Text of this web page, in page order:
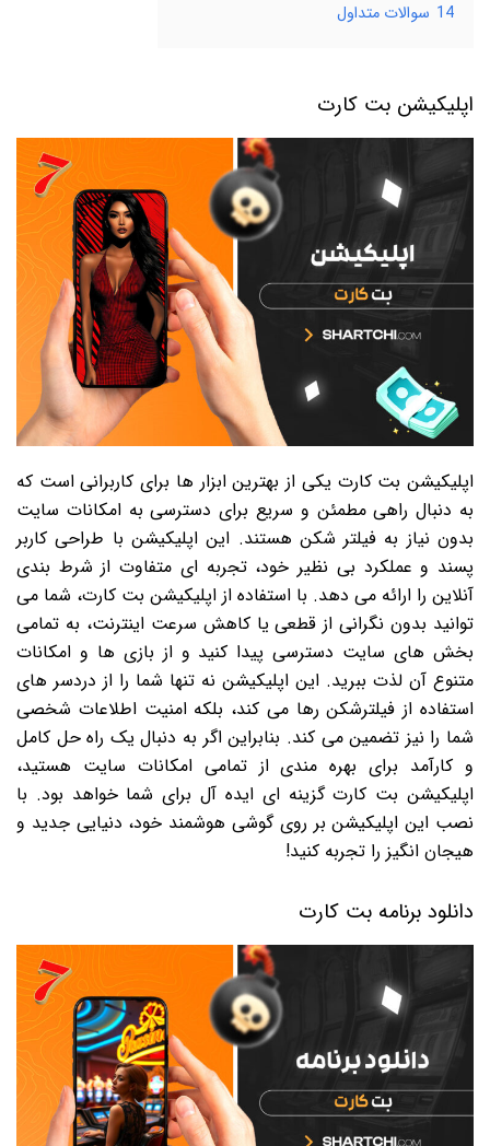
14 سوالات متداول
اپلیکیشن بت کارت
اپلیکیشن بت کارت یکی از بهترین ابزار ها برای کاربرانی است که
به دنبال راهی مطمئن و سریع برای دسترسی به امکانات سایت
بدون نیاز به فیلتر شکن هستند. این اپلیکیشن با طراحی کاربر
پسند و عملکرد بی نظیر خود، تجربه ای متفاوت از شرط بندی
آنلاین را ارائه می دهد. با استفاده از اپلیکیشن بت کارت، شما می
توانید بدون نگرانی از قطعی یا کاهش سرعت اینترنت، به تمامی
بخش های سایت دسترسی پیدا کنید و از بازی ها و امکانات
متنوع آن لذت ببرید. این اپلیکیشن نه تنها شما را از دردسر های
استفاده از فیلترشکن رها می کند، بلکه امنیت اطلاعات شخصی
شما را نیز تضمین می کند. بنابراین اگر به دنبال یک راه حل کامل
و کارآمد برای بهره مندی از تمامی امکانات سایت هستید،
اپلیکیشن بت کارت گزینه ای ایده آل برای شما خواهد بود. با
نصب این اپلیکیشن بر روی گوشی هوشمند خود، دنیایی جدید و
هیجان انگیز را تجربه کنید!
دانلود برنامه بت کارت